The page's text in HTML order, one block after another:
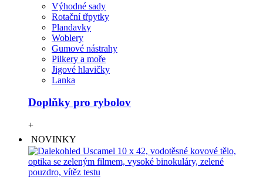
Výhodné sady
Rotační třpytky
Plandavky
Woblery
Gumové nástrahy
Pilkery a moře
Jigové hlavičky
Lanka
Doplňky pro rybolov
+
NOVINKY